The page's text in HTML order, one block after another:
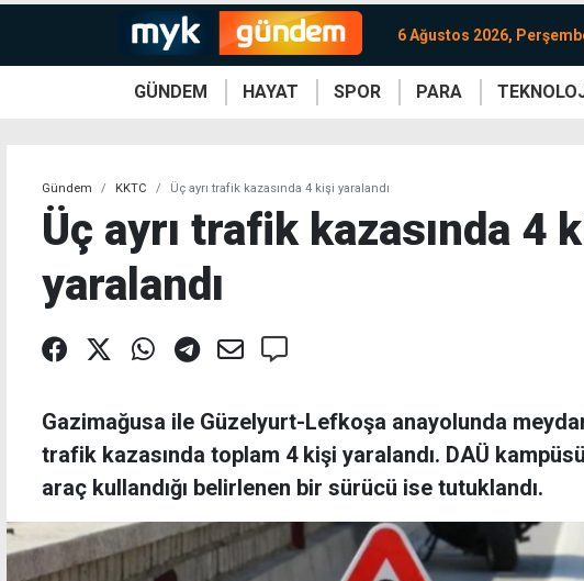
6 Ağustos 2026,
GÜNDEM HAYAT SPOR PARA
Gündem KKTC Üç ayrı trafik kazasında 4 kişi yaralandı
Üç ayrı trafik kazasında 4
yaralandı
Gazimağusa ile Güzelyurt-Lefkoşa anayolunda
trafik kazasında toplam 4 kişi yaralandı. DAÜ
araç kullandığı belirlenen bir sürücü ise tutuklandı.